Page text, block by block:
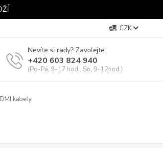
CZK
Nevíte si rady? Zavolejte.
+420 603 824 940
(Po-Pá, 9-17 hod., So, 9-12hod.)
kabely